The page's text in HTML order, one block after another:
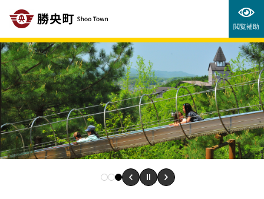
の
先
頭
で
す
。
閲覧補助
移住定住特設サイトメニュー